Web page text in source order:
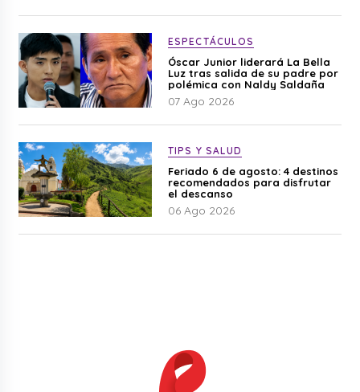
ESPECTÁCULOS
Óscar Junior liderará La Bella
Luz tras salida de su padre por
polémica con Naldy Saldaña
07 Ago 2026
TIPS Y SALUD
Feriado 6 de agosto: 4 destinos
recomendados para disfrutar
el descanso
06 Ago 2026